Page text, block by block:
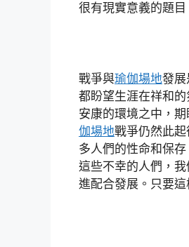
很有現實意義的題目
戰爭與瑜伽場地發展
都盼望生涯在祥和
安康的環境之中，
伽場地戰爭仍然此起
多人們的性命和保
這些不幸的人們，
進配合發展。只要